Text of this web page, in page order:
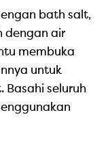
bath salt,
dengan air
membuka
untuk
seluruh